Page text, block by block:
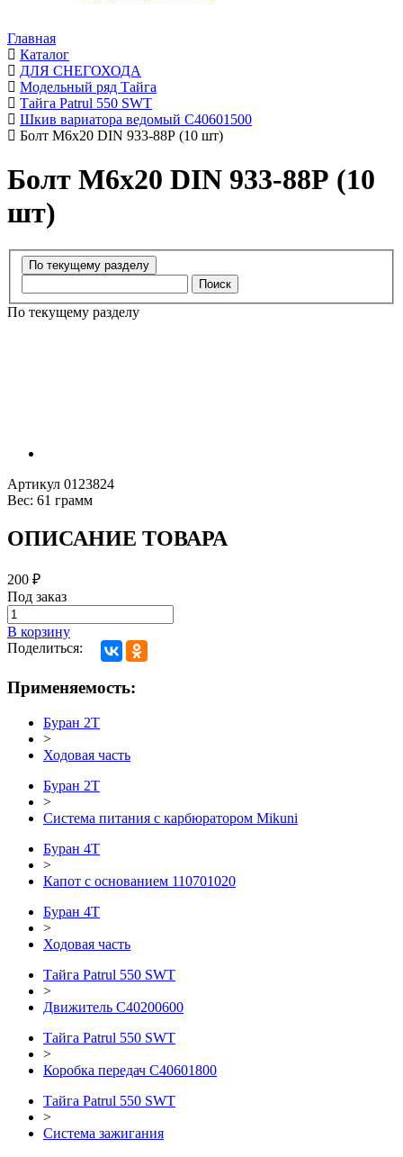
Главная
Каталог
ДЛЯ СНЕГОХОДА
Модельный ряд Тайга
Тайга Patrul 550 SWT
Шкив вариатора ведомый C40601500
Болт М6х20 DIN 933-88Р (10 шт)
Болт М6х20 DIN 933-88Р (10
шт)
Поиск
По текущему разделу
Артикул 0123824
Вес: 61 грамм
ОПИСАНИЕ ТОВАРА
200 ₽
Под заказ
В корзину
Поделиться:
Применяемость:
Буран 2Т
>
Ходовая часть
Буран 2Т
>
Система питания с карбюратором Mikuni
Буран 4Т
>
Капот с основанием 110701020
Буран 4Т
>
Ходовая часть
Тайга Patrul 550 SWT
>
Движитель C40200600
Тайга Patrul 550 SWT
>
Коробка передач С40601800
Тайга Patrul 550 SWT
>
Система зажигания